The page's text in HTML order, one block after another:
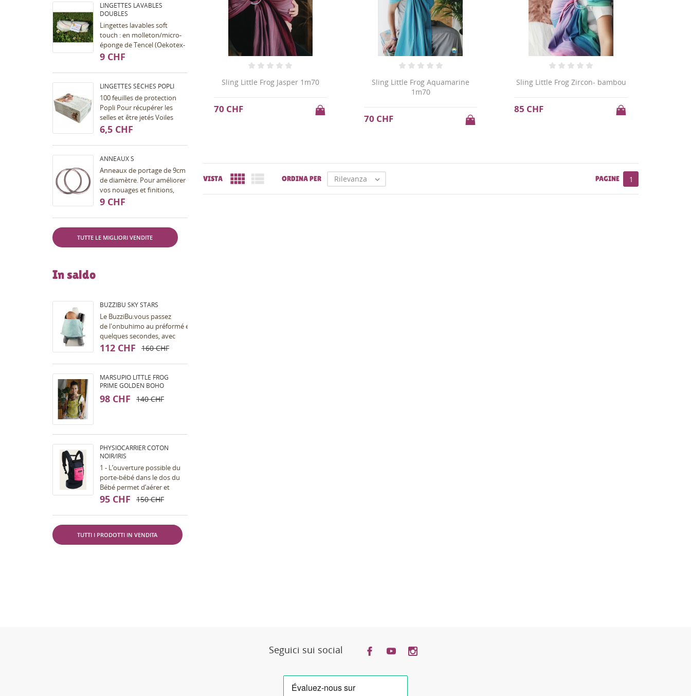
LINGETTES LAVABLES
DOUBLES
Lingettes lavables soft
touch : en molleton/micro-
éponge de Tencel (Oekotex-
100), surjetées sur les bords
couleur. Les...
9 CHF
LINGETTES SÈCHES POPLI
100 feuilles de protection
Popli Pour récupérer les
selles et être jetés Voiles
résistants et pouvant être
lavés plusieurs fois Doux et
agréable au...
6,5 CHF
ANNEAUX S
Anneaux de portage de 9cm
de diamètre. Pour améliorer
vos nouages et finitions,
pour faire un sling cousu ou
portage, etc......
9 CHF
TUTTE LE MIGLIORI VENDITE
In saldo
BUZZIBU SKY STARS
Le BuzziBu:vous passez
de l'onbuhimo au préformé en
quelques secondes, avec
l'aide
s'appelle la Bu). Le portage
en...
112 CHF 160 CHF
MARSUPIO LITTLE FROG
PRIME GOLDEN BOHO
98 CHF 140 CHF
PHYSIOCARRIER COTON
NOIR/IRIS
1 - L’ouverture possible du
porte-bébé dans le dos du
Bébé permet d’aérer et
ventiler et de s’adapter à
transparence du filet...
95 CHF 150 CHF
TUTTI I PRODOTTI IN VENDITA
Sling Little Frog Jasper 1m70
70 CHF
Sling Little Frog Aquamarine
1m70
70 CHF
Sling Little Frog Zircon- bambou
85 CHF
VISTA   ORDINA PER Rilevanza  PAGINE 1
Seguici sui social